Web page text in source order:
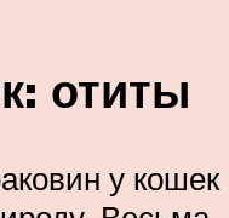
отиты
у кошек